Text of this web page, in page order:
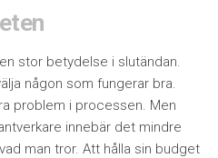
stor betydelse i slutändan.
någon som fungerar bra.
problem i processen. Men
innebär det mindre
man tror. Att hålla sin budget